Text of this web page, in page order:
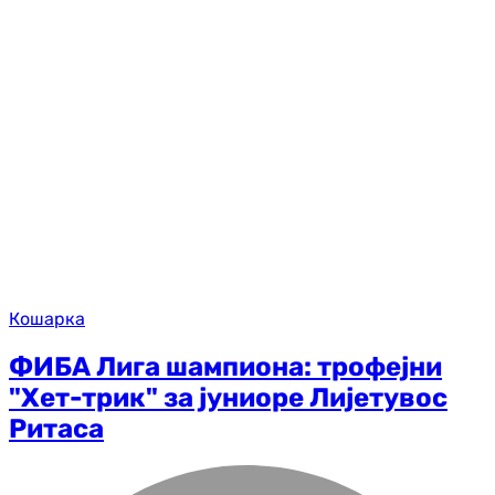
Кошарка
ФИБА Лига шампиона: трофејни
"Хет-трик" за јуниоре Лијетувос
Ритаса